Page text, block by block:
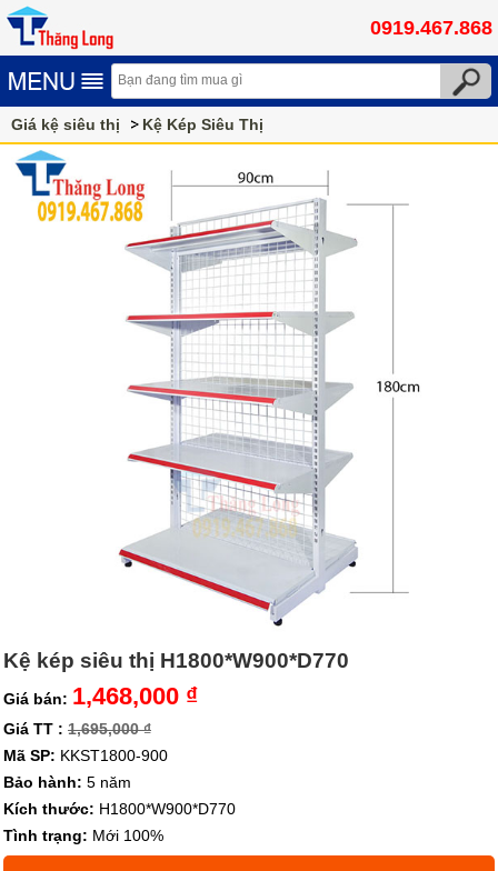
0919.467.868
Giá kệ siêu thị Kệ Kép Siêu Thị
Kệ kép siêu thị H1800*W900*D770
Giá bán: 1,468,000 ₫
Giá TT : 1,695,000 ₫
Mã SP: KKST1800-900
Bảo hành: 5 năm
Kích thước: H1800*W900*D770
Tình trạng: Mới 100%